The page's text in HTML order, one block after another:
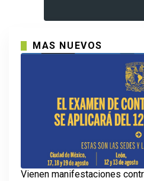
MAS NUEVOS
Vienen manifestaciones